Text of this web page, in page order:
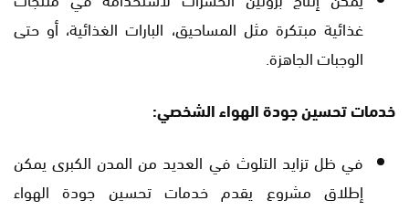
غذائية مبتكرة مثل المساحيق، البارات الغذائية، أو حتى
الوجبات الجاهزة.
خدمات تحسين جودة الهواء الشخصي:
في ظل تزايد التلوث في العديد من المدن الكبرى يمكن
إطلاق مشروع يقدم خدمات تحسين جودة الهواء